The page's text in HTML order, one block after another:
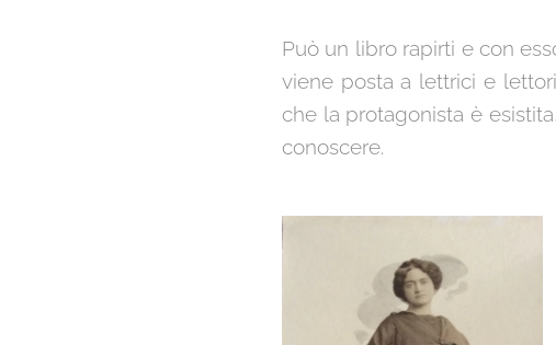
Può un libro rapirti e con
viene posta a lettrici e
che la protagonista è
conoscere.